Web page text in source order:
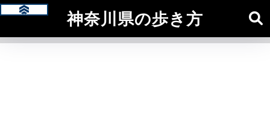
神奈川県の歩き方